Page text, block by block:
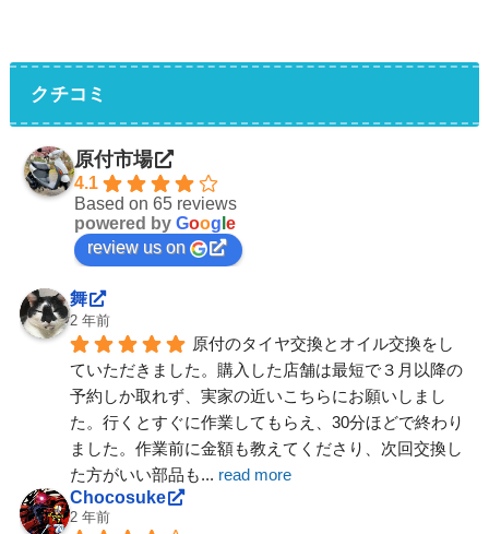
クチコミ
原付市場
4.1
Based on 65 reviews
powered by Goog e
review us on
舞
2 年前
原付のタイヤ交換とオイル交換をし
ていただきました。購入した店舗は最短で３月以降の
予約しか取れず、実家の近いこちらにお願いしまし
た。行くとすぐに作業してもらえ、30分ほどで終わり
ました。作業前に金額も教えてくださり、次回交換し
た方がいい部品も... read more
Chocosuke
2 年前